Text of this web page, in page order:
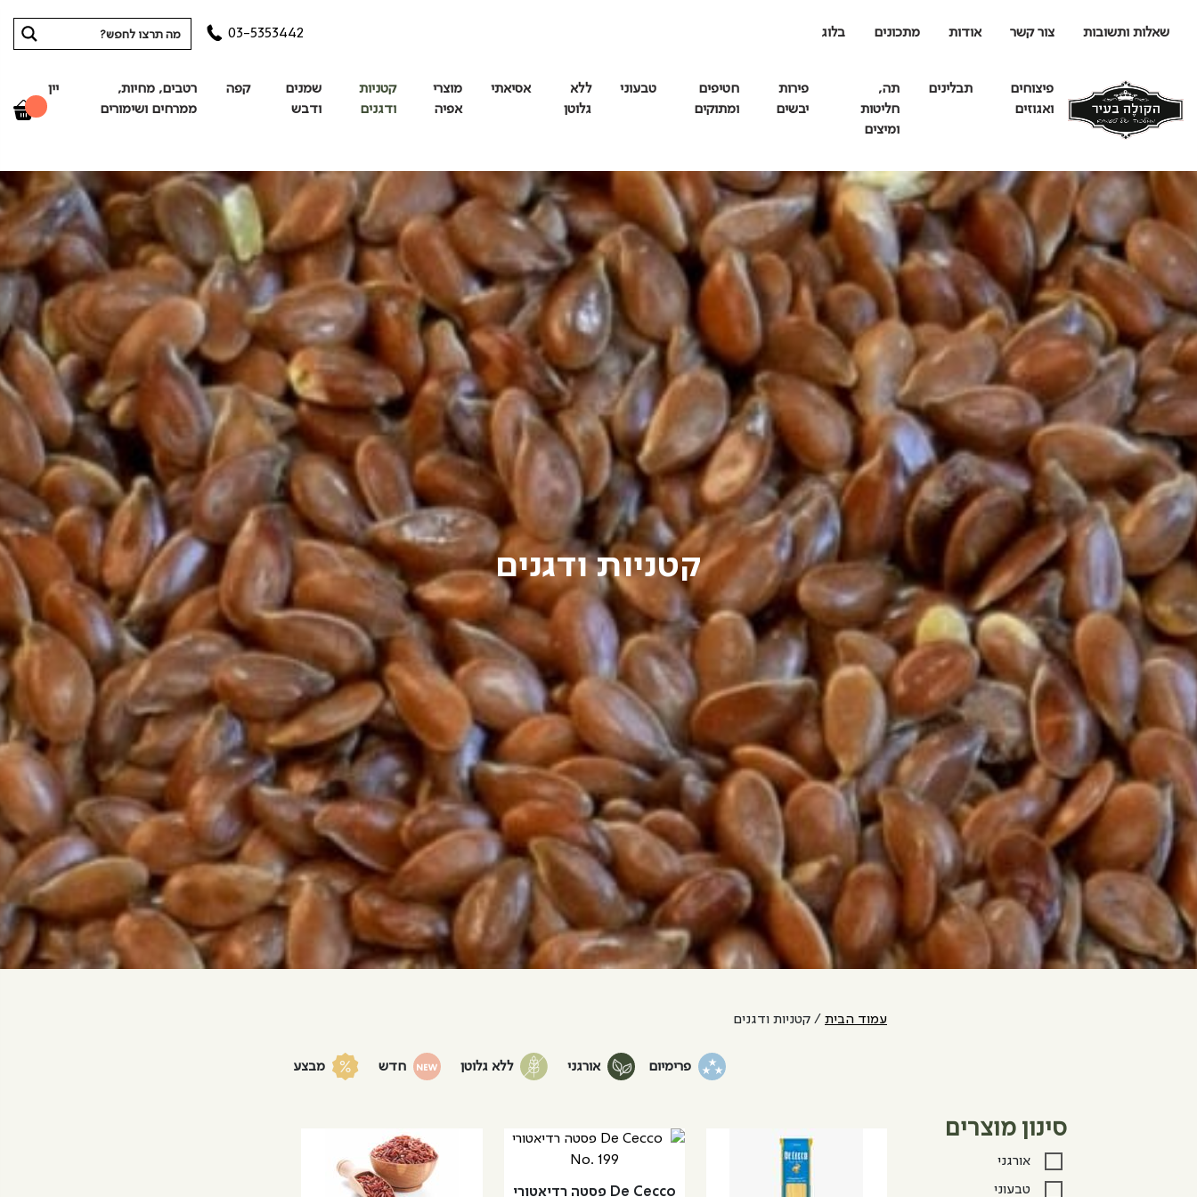
שאלות ותשובות צור קשר אודות מתכונים בלוג 03-5353442
פיצוחים
ואגוזים
תבלינים
תה,
חליטות
ומיצים
פירות
יבשים
חטיפים
ומתוקים
טבעוני
ללא
גלוטן
אסיאתי
מוצרי
אפיה
קטניות
ודגנים
שמנים
ודבש
קפה
רטבים, מחיות,
ממרחים ושימורים
יין
קטניות ודגנים
סינון מוצרים
אורגני
טבעוני
עמוד הבית / קטניות ודגנים
פרימיום אורגני ללא גלוטן חדש מבצע
De Cecco פסטה רדיאטורי